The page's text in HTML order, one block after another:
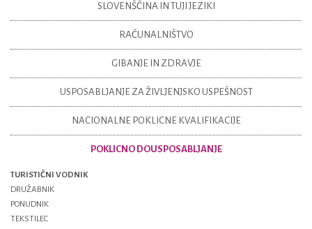
SLOVENŠČINA IN TUJI JEZIKI
RAČUNALNIŠTVO
GIBANJE IN ZDRAVJE
USPOSABLJANJE ZA ŽIVLJENJSKO USPEŠNOST
NACIONALNE POKLICNE KVALIFIKACIJE
POKLICNO DOUSPOSABLJANJE
TURISTIČNI VODNIK
DRUŽABNIK
PONUDNIK
TEKSTILEC